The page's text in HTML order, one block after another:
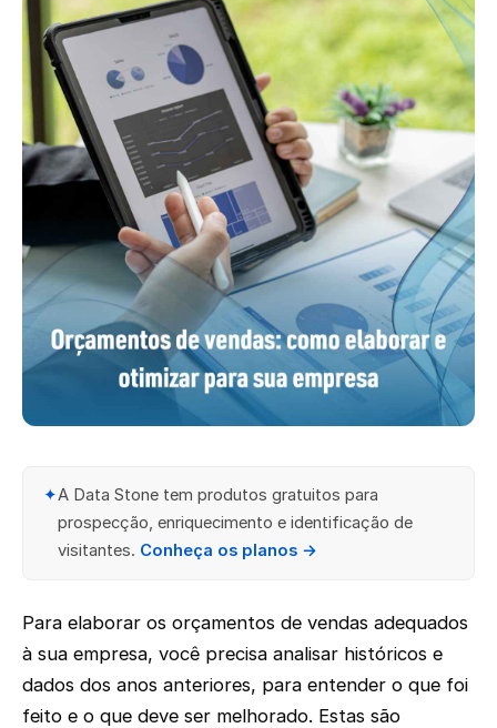
✦A Data Stone tem produtos gratuitos para
prospecção, enriquecimento e identificação de
visitantes. Conheça os planos →
Para elaborar os orçamentos de vendas adequados
à sua empresa, você precisa analisar históricos e
dados dos anos anteriores, para entender o que foi
feito e o que deve ser melhorado. Estas são